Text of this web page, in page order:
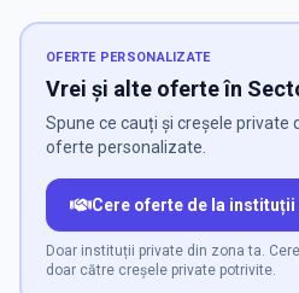
OFERTE PERSONALIZATE
Vrei și alte oferte în
Spune ce cauți și creșele private
oferte personalizate.
Cere oferte de la instituții
Doar instituții private din zona ta.
doar către creșele private potrivite.